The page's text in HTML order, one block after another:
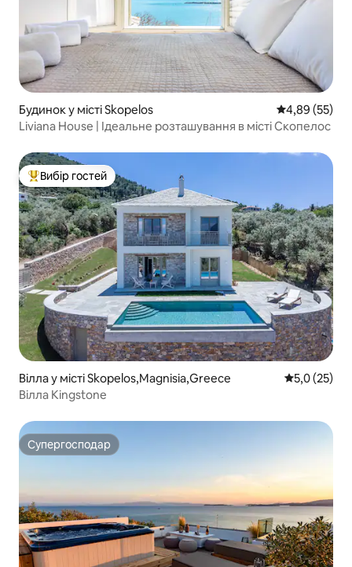
Будинок у місті Skopelos Середня
4,89 (55)
Liviana House | Ідеальне розташування в місті Скопелос
Топ вибір гостей
Вибір гостей
Вілла у місті Skopelos,Magnisia,Greece Середня
5,0 (25)
Вілла Kingstone
Супергосподар
Супергосподар